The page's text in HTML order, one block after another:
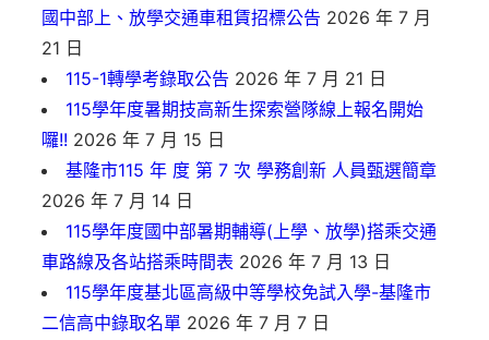
國中部上、放學交通車租賃招標公告 2026 年 7 月
21 日
115-1轉學考錄取公告 2026 年 7 月 21 日
115學年度暑期技高新生探索營隊線上報名開始
囉!! 2026 年 7 月 15 日
基隆市115 年 度 第 7 次 學務創新 人員甄選簡章
2026 年 7 月 14 日
115學年度國中部暑期輔導(上學、放學)搭乘交通
車路線及各站搭乘時間表 2026 年 7 月 13 日
115學年度基北區高級中等學校免試入學-基隆市
二信高中錄取名單 2026 年 7 月 7 日